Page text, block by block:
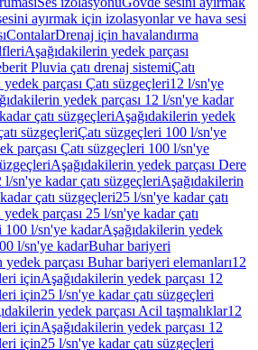
ayırmak için izolasyonlar ve hava sesi
ContalarDrenaj için havalandırma
Aşağıdakilerin yedek parçası
Pluvia çatı drenaj sistemiÇatı
parçası Çatı süzgeçleri12 l/sn'ye
yedek parçası 12 l/sn'ye kadar
çatı süzgeçleriAşağıdakilerin yedek
süzgeçleriÇatı süzgeçleri 100 l/sn'ye
parçası Çatı süzgeçleri 100 l/sn'ye
Aşağıdakilerin yedek parçası Dere
l/sn'ye kadar çatı süzgeçleriAşağıdakilerin
çatı süzgeçleri25 l/sn'ye kadar çatı
parçası 25 l/sn'ye kadar çatı
100 l/sn'ye kadarAşağıdakilerin yedek
l/sn'ye kadarBuhar bariyeri
yedek parçası Buhar bariyeri elemanları12
içinAşağıdakilerin yedek parçası 12
için25 l/sn'ye kadar çatı süzgeçleri
yedek parçası Acil taşmalıklar12
içinAşağıdakilerin yedek parçası 12
için25 l/sn'ye kadar çatı süzgeçleri